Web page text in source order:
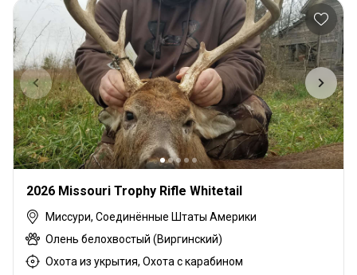
2026 Missouri Trophy Rifle Whitetail
Миссури, Соединённые Штаты Америки
Олень белохвостый (Виргинский)
Охота из укрытия, Охота с карабином